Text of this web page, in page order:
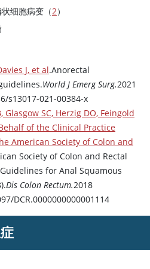
细胞病变（2）
J, et al.Anorectal
World J Emerg Surg.2021
s13017-021-00384-x
SC, Herzig DO, Feingold
of the Clinical Practice
American Society of Colon and
Society of Colon and Rectal
for Anal Squamous
Dis Colon Rectum.2018
DCR.0000000000001114